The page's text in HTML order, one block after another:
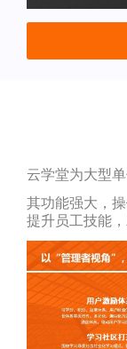
云学堂为大型
其功能强大，
提升员工技能